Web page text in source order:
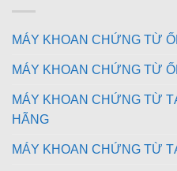
MÁY KHOAN CHỨNG TỪ
MÁY KHOAN CHỨNG TỪ
MÁY KHOAN CHỨNG TỪ
HÃNG
MÁY KHOAN CHỨNG TỪ